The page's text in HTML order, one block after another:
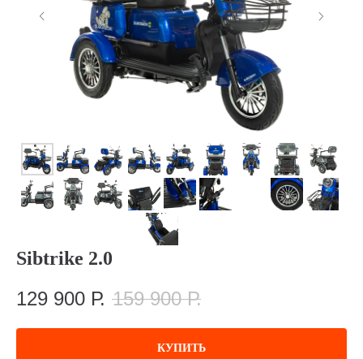
Sibtrike 2.0
129 900 Р. 159 900 Р.
КУПИТЬ